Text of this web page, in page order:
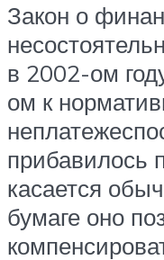
Закон о
в 2002-ом
ом к
прибавилось
касается
бумаге оно